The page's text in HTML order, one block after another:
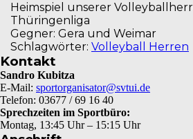
Heimspiel unserer
Thüringenliga
Gegner: Gera und Weimar
Schlagwörter: Volleyball Herren
Kontakt
Sandro Kubitza
E-Mail: sportorganisator@svtui.de
Telefon: 03677 / 69 16 40
Sprechzeiten im Sportbüro:
Montag, 13:45 Uhr – 15:15 Uhr